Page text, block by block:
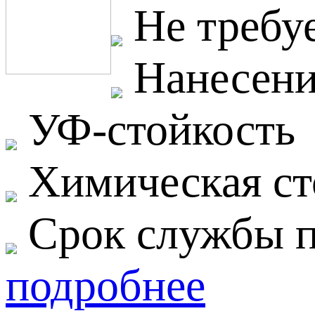
Не
УФ-стойкость
Химическая
Срок службы
подробнее